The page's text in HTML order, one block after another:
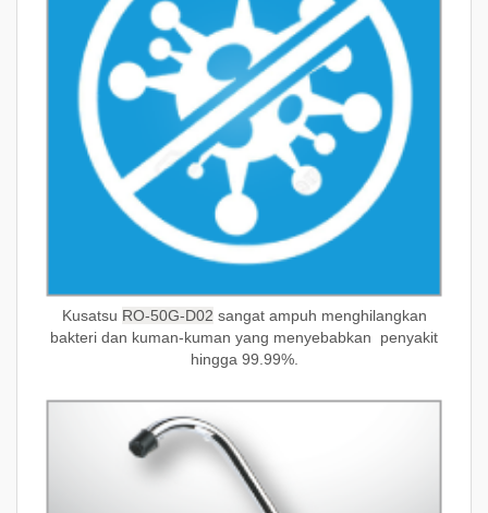
Kusatsu RO-50G-D02 sangat ampuh menghilangkan
bakteri dan kuman-kuman yang menyebabkan penyakit
hingga 99.99%.